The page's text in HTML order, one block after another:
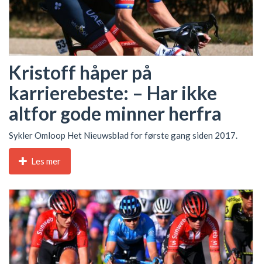
Kristoff håper på
karrierebeste: – Har ikke
altfor gode minner herfra
Sykler Omloop Het Nieuwsblad for første gang siden 2017.
Les mer